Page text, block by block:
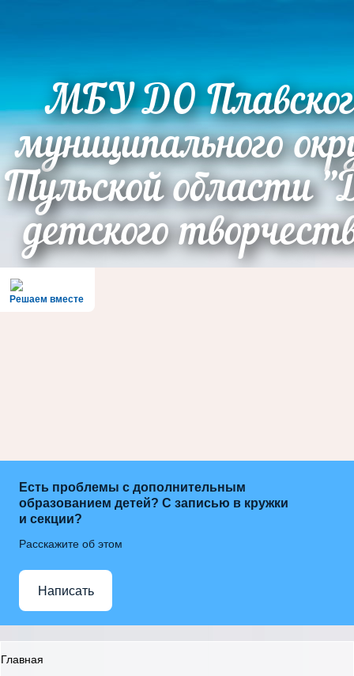
МБУ ДО
муниципального
Тульской области
детского
Решаем вместе
Есть проблемы с дополнительным
образованием детей? С записью в кружки
и секции?
Расскажите об этом
Написать
Главная